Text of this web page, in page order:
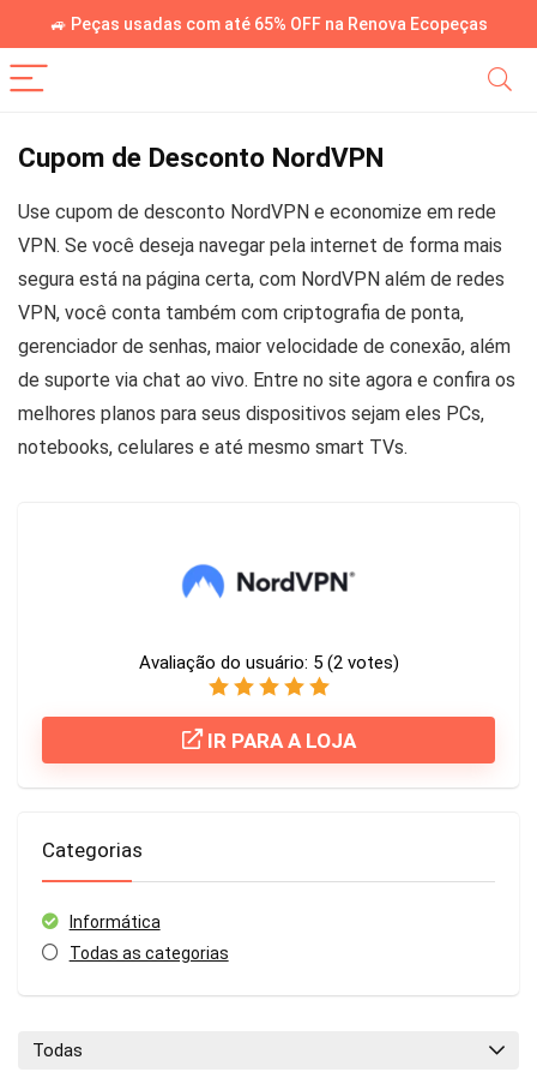
🚙 Peças usadas com até 65% OFF na Renova Ecopeças
Cupom de Desconto NordVPN
Use cupom de desconto NordVPN e economize em rede
VPN. Se você deseja navegar pela internet de forma mais
segura está na página certa, com NordVPN além de redes
VPN, você conta também com criptografia de ponta,
gerenciador de senhas, maior velocidade de conexão, além
de suporte via chat ao vivo. Entre no site agora e confira os
melhores planos para seus dispositivos sejam eles PCs,
notebooks, celulares e até mesmo smart TVs.
Avaliação do usuário: 5 (2votes)
IR PARA A LOJA
Categorias
Informática
Todas as categorias
Todas